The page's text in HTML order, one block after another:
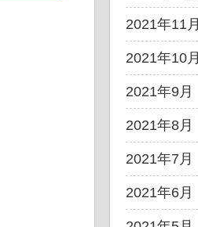
2021年11月
2021年10月
2021年9月
2021年8月
2021年7月
2021年6月